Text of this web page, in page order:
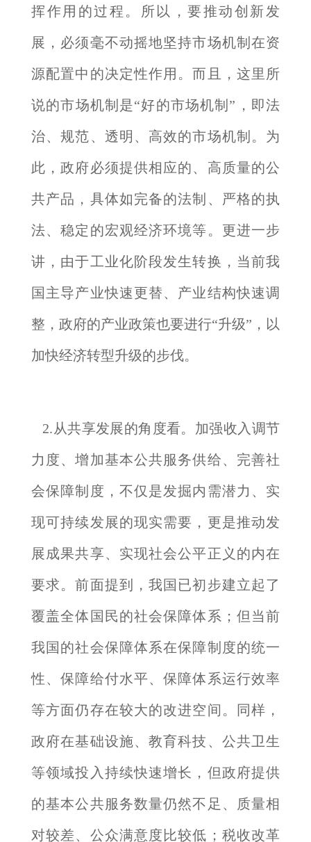
挥作用的过程。所以，要推动创新发
展，必须毫不动摇地坚持市场机制在资
源配置中的决定性作用。而且，这里所
说的市场机制是“好的市场机制”，即法
治、规范、透明、高效的市场机制。为
此，政府必须提供相应的、高质量的公
共产品，具体如完备的法制、严格的执
法、稳定的宏观经济环境等。更进一步
讲，由于工业化阶段发生转换，当前我
国主导产业快速更替、产业结构快速调
整，政府的产业政策也要进行“升级”，以
加快经济转型升级的步伐。
2.从共享发展的角度看。加强收入调节
力度、增加基本公共服务供给、完善社
会保障制度，不仅是发掘内需潜力、实
现可持续发展的现实需要，更是推动发
展成果共享、实现社会公平正义的内在
要求。前面提到，我国已初步建立起了
覆盖全体国民的社会保障体系；但当前
我国的社会保障体系在保障制度的统一
性、保障给付水平、保障体系运行效率
等方面仍存在较大的改进空间。同样，
政府在基础设施、教育科技、公共卫生
等领域投入持续快速增长，但政府提供
的基本公共服务数量仍然不足、质量相
对较差、公众满意度比较低；税收改革